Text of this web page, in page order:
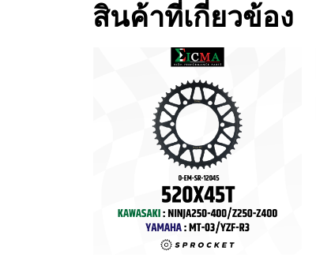
สินค้าที่เกี่ยวข้อง